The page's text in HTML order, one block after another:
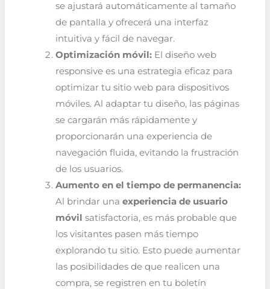
se ajustará automáticamente al tamaño
de pantalla y ofrecerá una interfaz
intuitiva y fácil de navegar.
Optimización móvil:El diseño web
responsive es una estrategia eficaz para
optimizar tu sitio web para dispositivos
móviles. Al adaptar tu diseño, las páginas
se cargarán más rápidamente y
proporcionarán una experiencia de
navegación fluida, evitando la frustración
de los usuarios.
Aumento en el tiempo de permanencia:
Al brindar una experiencia de usuario
móvil satisfactoria, es más probable que
los visitantes pasen más tiempo
explorando tu sitio. Esto puede aumentar
las posibilidades de que realicen una
compra, se registren en tu boletín